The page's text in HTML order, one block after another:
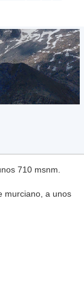
710 msnm.
murciano, a unos